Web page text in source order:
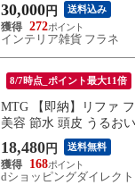
30,000 円 送料込み
272
インテリア雑貨 フラネ
8/7時点_ポイント最大11倍
MTG 【即納】リファ
美容 節水 頭皮 うるお
18,480 円 送料無料
168
dショッピングダイレクト